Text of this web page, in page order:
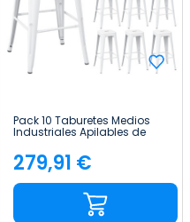
Pack 10 Taburetes Medios
Industriales Apilables de
Acero 43x43x76cm Thinia
Home
Precio
279,91 €